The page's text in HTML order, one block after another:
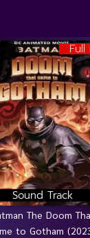
Full
Sound Track
The Doom
to Gotham